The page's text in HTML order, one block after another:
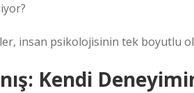
insan psikolojisinin tek boyutlu
Kendi